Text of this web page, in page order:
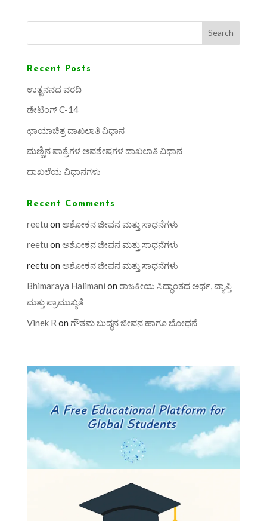
Search
Recent Posts
ಉತ್ಖನನದ ವರದಿ
ಡೇಟಿಂಗ್ C-14
ಛಾಯಾಚಿತ್ರ ದಾಖಲಾತಿ ವಿಧಾನ
ಮಣ್ಣಿನ ಪಾತ್ರೆಗಳ ಅವಶೇಷಗಳ ದಾಖಲಾತಿ ವಿಧಾನ
ದಾಖಲೆಯ ವಿಧಾನಗಳು
Recent Comments
reetu on ಅಶೋಕನ ಜೀವನ ಮತ್ತು ಸಾಧನೆಗಳು
reetu on ಅಶೋಕನ ಜೀವನ ಮತ್ತು ಸಾಧನೆಗಳು
reetu on ಅಶೋಕನ ಜೀವನ ಮತ್ತು ಸಾಧನೆಗಳು
Bhimaraya Halimani on ರಾಜಕೀಯ ಸಿದ್ಧಾಂತದ ಅರ್ಥ, ವ್ಯಾಪ್ತಿ
ಮತ್ತು ಪ್ರಾಮುಖ್ಯತೆ
Vinek R on ಗೌತಮ ಬುದ್ಧನ ಜೀವನ ಹಾಗೂ ಬೋಧನೆ